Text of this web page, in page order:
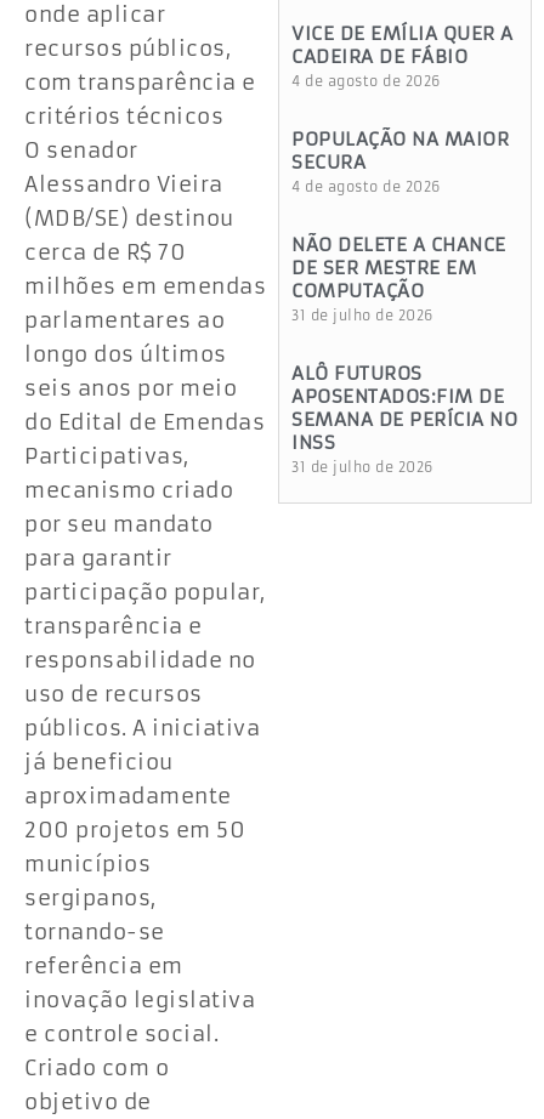
onde aplicar
recursos públicos,
com transparência e
critérios técnicos
O senador
Alessandro Vieira
(MDB/SE) destinou
cerca de R$ 70
milhões em emendas
parlamentares ao
longo dos últimos
seis anos por meio
do Edital de Emendas
Participativas,
mecanismo criado
por seu mandato
para garantir
participação popular,
transparência e
responsabilidade no
uso de recursos
públicos. A iniciativa
já beneficiou
aproximadamente
200 projetos em 50
municípios
sergipanos,
tornando-se
referência em
inovação legislativa
e controle social.
Criado com o
objetivo de
VICE DE EMÍLIA QUER A
CADEIRA DE FÁBIO
4 de agosto de 2026
POPULAÇÃO NA MAIOR
SECURA
4 de agosto de 2026
NÃO DELETE A CHANCE
DE SER MESTRE EM
COMPUTAÇÃO
31 de julho de 2026
ALÔ FUTUROS
APOSENTADOS:FIM DE
SEMANA DE PERÍCIA NO
INSS
31 de julho de 2026